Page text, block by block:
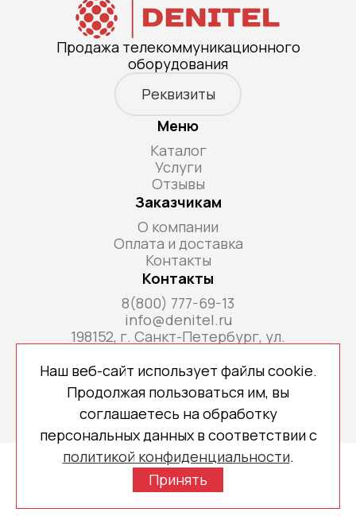
Продажа телекоммуникационного
оборудования
Реквизиты
Меню
Каталог
Услуги
Отзывы
Заказчикам
О компании
Оплата и доставка
Контакты
Контакты
8(800) 777-69-13
info@denitel.ru
198152, г. Санкт-Петербург, ул.
Н, ком. офис 213А
Copyright © 2026 denitel.ru
Политика конфиденциальности
Наш веб-сайт использует файлы cookie.
Продолжая пользоваться им, вы
соглашаетесь на обработку
персональных данных в соответствии с
политикой конфиденциальности.
Принять